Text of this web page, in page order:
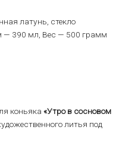
латунь, стекло
390 мл, Вес — 500 грамм
коньяка «Утро в сосновом
литья под